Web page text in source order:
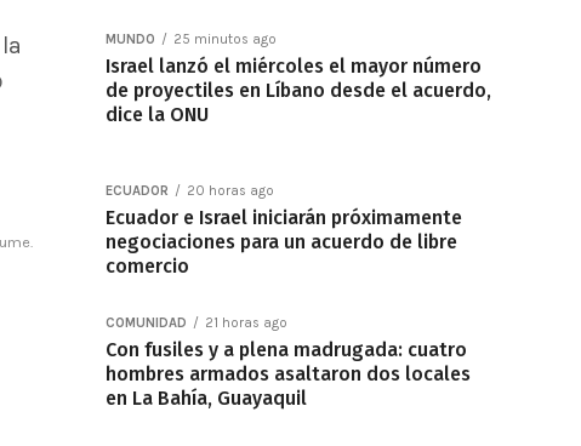
MUNDO 25 minutos ago
Israel lanzó el miércoles el mayor número
de proyectiles en Líbano desde el acuerdo,
dice la ONU
ECUADOR 20 horas ago
Ecuador e Israel iniciarán próximamente
negociaciones para un acuerdo de libre
comercio
COMUNIDAD 21 horas ago
Con fusiles y a plena madrugada: cuatro
hombres armados asaltaron dos locales
en La Bahía, Guayaquil